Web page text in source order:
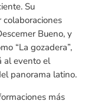
Su
Bueno, y
“La gozadera”,
al evento el
panorama latino.
más